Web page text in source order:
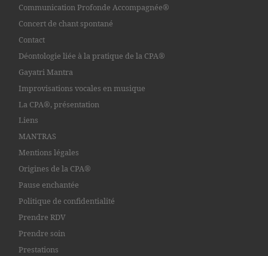
Communication Profonde Accompagnée®
Concert de chant spontané
Contact
Déontologie liée à la pratique de la CPA®
Gayatri Mantra
Improvisations vocales en musique
La CPA®, présentation
Liens
MANTRAS
Mentions légales
Origines de la CPA®
Pause enchantée
Politique de confidentialité
Prendre RDV
Prendre soin
Prestations